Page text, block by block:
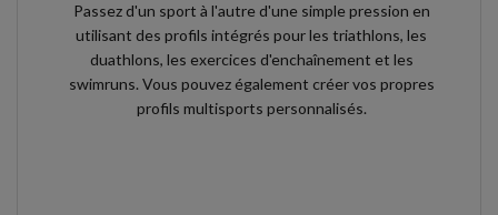
Passez d'un sport à l'autre d'une simple pression en
utilisant des profils intégrés pour les triathlons, les
duathlons, les exercices d'enchaînement et les
swimruns. Vous pouvez également créer vos propres
profils multisports personnalisés.